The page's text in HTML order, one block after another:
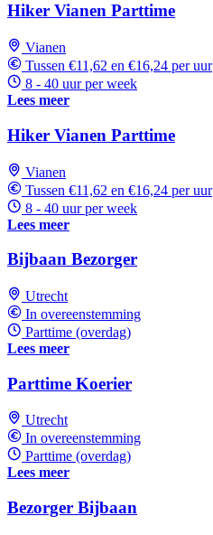
Hiker Vianen Parttime
Vianen
Tussen €11,62 en €16,24 per uur
8 - 40 uur per week
Lees meer
Hiker Vianen Parttime
Vianen
Tussen €11,62 en €16,24 per uur
8 - 40 uur per week
Lees meer
Bijbaan Bezorger
Utrecht
In overeenstemming
Parttime (overdag)
Lees meer
Parttime Koerier
Utrecht
In overeenstemming
Parttime (overdag)
Lees meer
Bezorger Bijbaan